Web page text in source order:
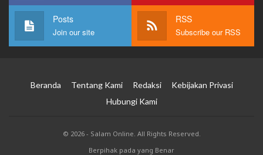
Posts
Join our site
RSS
Subscribe our RSS
Beranda Tentang Kami Redaksi
Kebijakan Privasi
Hubungi Kami
© 2026 - Salam Online. All Rights Reserved.
Berpihak pada yang Benar